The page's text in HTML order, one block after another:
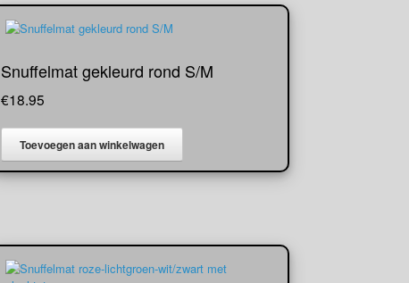
Snuffelmat gekleurd rond S/M
€18.95
Toevoegen aan winkelwagen